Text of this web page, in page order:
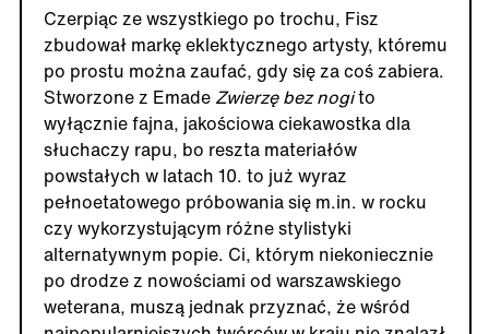
Czerpiąc ze wszystkiego po trochu, Fisz
zbudował markę eklektycznego artysty, któremu
po prostu można zaufać, gdy się za coś zabiera.
Stworzone z Emade Zwierzę bez nogito
wyłącznie fajna, jakościowa ciekawostka dla
słuchaczy rapu, bo reszta materiałów
powstałych w latach 10. to już wyraz
pełnoetatowego próbowania się m.in. w rocku
czy wykorzystującym różne stylistyki
alternatywnym popie. Ci, którym niekoniecznie
po drodze z nowościami od warszawskiego
weterana, muszą jednak przyznać, że wśród